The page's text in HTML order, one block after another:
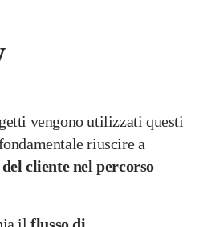
vengono utilizzati questi
riuscire a
cliente nel percorso